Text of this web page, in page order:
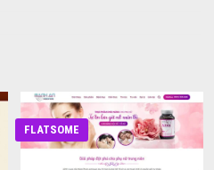
FLATSOME